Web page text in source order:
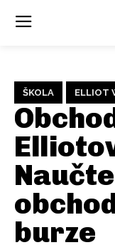
ŠKOLA ELLIOT
burze